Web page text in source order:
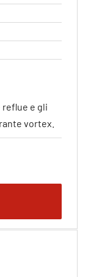
reflue e gli
vortex.
€
€
€
€
€Fascia